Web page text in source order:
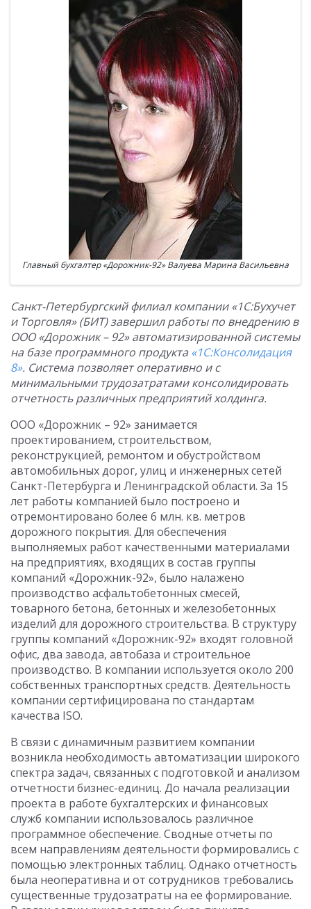
Главный бухгалтер «Дорожник-92» Валуева Марина Васильевна
Санкт-Петербургский филиал компании «1С:Бухучет
и Торговля» (БИТ) завершил работы по внедрению в
ООО «Дорожник – 92» автоматизированной системы
на базе программного продукта «1С:Консолидация
8». Система позволяет оперативно и с
минимальными трудозатратами консолидировать
отчетность различных предприятий холдинга.
ООО «Дорожник – 92» занимается
проектированием, строительством,
реконструкцией, ремонтом и обустройством
автомобильных дорог, улиц и инженерных сетей
Санкт-Петербурга и Ленинградской области. За 15
лет работы компанией было построено и
отремонтировано более 6 млн. кв. метров
дорожного покрытия. Для обеспечения
выполняемых работ качественными материалами
на предприятиях, входящих в состав группы
компаний «Дорожник-92», было налажено
производство асфальтобетонных смесей,
товарного бетона, бетонных и железобетонных
изделий для дорожного строительства. В структуру
группы компаний «Дорожник-92» входят головной
офис, два завода, автобаза и строительное
производство. В компании используется около 200
собственных транспортных средств. Деятельность
компании сертифицирована по стандартам
качества ISO.
В связи с динамичным развитием компании
возникла необходимость автоматизации широкого
спектра задач, связанных с подготовкой и анализом
отчетности бизнес-единиц. До начала реализации
проекта в работе бухгалтерских и финансовых
служб компании использовалось различное
программное обеспечение. Сводные отчеты по
всем направлениям деятельности формировались с
помощью электронных таблиц. Однако отчетность
была неоперативна и от сотрудников требовались
существенные трудозатраты на ее формирование.